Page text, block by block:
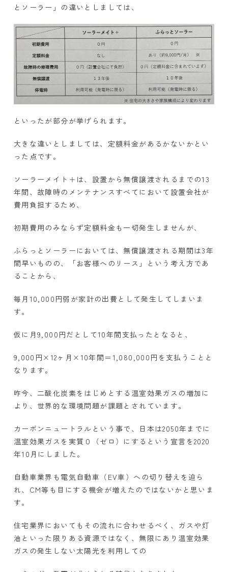
とソーラー」の違いとしましては、
といったが部分が挙げられます。
大きな違いとしましては、定額料金があるかないかとい
った点です。
ソーラーメイト＋は、設置から無償譲渡されるまでの13
年間、故障時のメンテナンスすべてにおいて設置会社が
費用負担するため、
初期費用のみならず定額料金も一切発生しませんが、
ふらっとソーラーにおいては、無償譲渡される期間は3年
間早いものの、「お客様へのリース」という考え方であ
ることから、
毎月10,000円弱が家計の出費として発生してしまいま
す。
仮に月9,000円だとして10年間支払ったとなると、
9,000円×12ヶ月×10年間＝1,080,000円を支払うことと
なります。
昨今、二酸化炭素をはじめとする温室効果ガスの増加に
より、世界的な環境問題が課題とされています。
カーボンニュートラルという事で、日本は2050年までに
温室効果ガスを実質０（ゼロ）にするという宣言を2020
年10月にしました。
自動車業界も電気自動車（EV車）への切り替えを迫ら
れ、CM等も目にする機会が増えたのではないかと思いま
す。
住宅業界においてもその流れに合わせるべく、ガスや灯
油といった限りある資源ではなく、無限にあり温室効果
ガスの発生しない太陽光を利用しての